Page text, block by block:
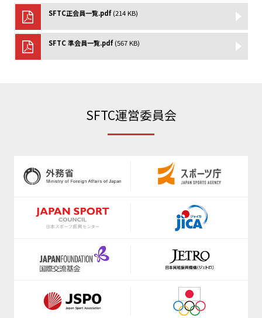
https://npo-sam.org/
https://www.jsaf.or.jp/fun/
https://www.shinkyokushinkai.co.jp/
www.jkf.ne.jp
https://www.anisa.or.jp/
http://netball.jp/
https://www.jva.or.jp/
https://jppf.jp
https://fencing-jpn.jp/
https://www.jfda.or.jp/
https://japanflag.org/
SFTC正会員一覧.pdf(214 KB)
SFTC 準会員一覧.pdf(567 KB)
SFTC運営委員会